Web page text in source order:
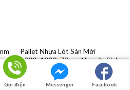
Pallet Nhựa Lót Sàn Mới
1200x1000x78mm Nguyên Sinh
Màu Xanh
610.000
Gọi điện Messenger Facebook